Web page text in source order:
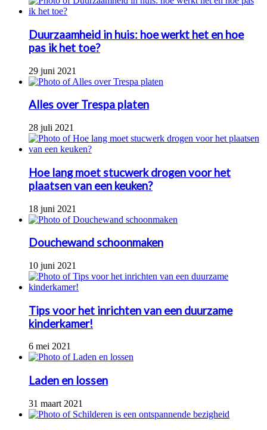
Duurzaamheid in huis: hoe werkt het en hoe
pas ik het toe?
29 juni 2021
Alles over Trespa platen
28 juli 2021
Hoe lang moet stucwerk drogen voor het
plaatsen van een keuken?
18 juni 2021
Douchewand schoonmaken
10 juni 2021
Tips voor het inrichten van een duurzame
kinderkamer!
6 mei 2021
Laden en lossen
31 maart 2021